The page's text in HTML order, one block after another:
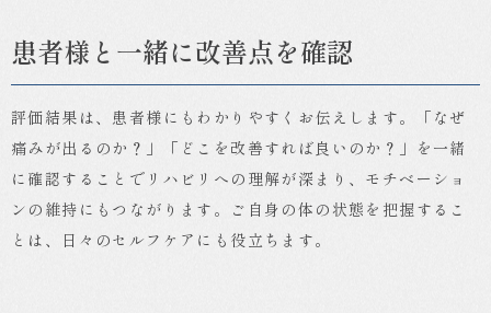
患者様と一緒に改善点を確認
評価結果は、患者様にもわかりやすくお伝えします。「なぜ
痛みが出るのか？」「どこを改善すれば良いのか？」を一緒
に確認することでリハビリへの理解が深まり、モチベーショ
ンの維持にもつながります。ご自身の体の状態を把握するこ
とは、日々のセルフケアにも役立ちます。